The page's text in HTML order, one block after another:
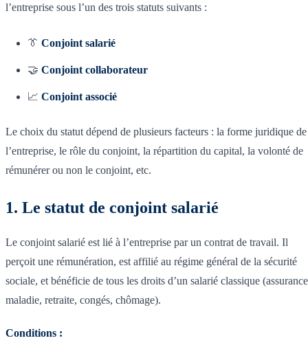
l’entreprise sous l’un des trois statuts suivants :
👔 Conjoint salarié
🤝 Conjoint collaborateur
📈 Conjoint associé
Le choix du statut dépend de plusieurs facteurs : la forme juridique de
l’entreprise, le rôle du conjoint, la répartition du capital, la volonté de
rémunérer ou non le conjoint, etc.
1. Le statut de conjoint salarié
Le conjoint salarié est lié à l’entreprise par un contrat de travail. Il
perçoit une rémunération, est affilié au régime général de la sécurité
sociale, et bénéficie de tous les droits d’un salarié classique (assurance
maladie, retraite, congés, chômage).
Conditions :